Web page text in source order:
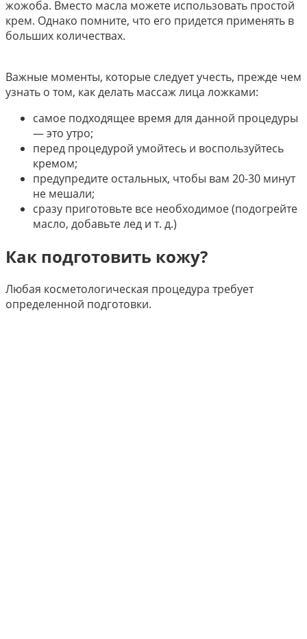
жожоба. Вместо масла можете использовать простой
крем. Однако помните, что его придется применять в
больших количествах.
Важные моменты, которые следует учесть, прежде чем
узнать о том, как делать массаж лица ложками:
самое подходящее время для данной процедуры
— это утро;
перед процедурой умойтесь и воспользуйтесь
кремом;
предупредите остальных, чтобы вам 20-30 минут
не мешали;
сразу приготовьте все необходимое (подогрейте
масло, добавьте лед и т. д.)
Как подготовить кожу?
Любая косметологическая процедура требует
определенной подготовки.